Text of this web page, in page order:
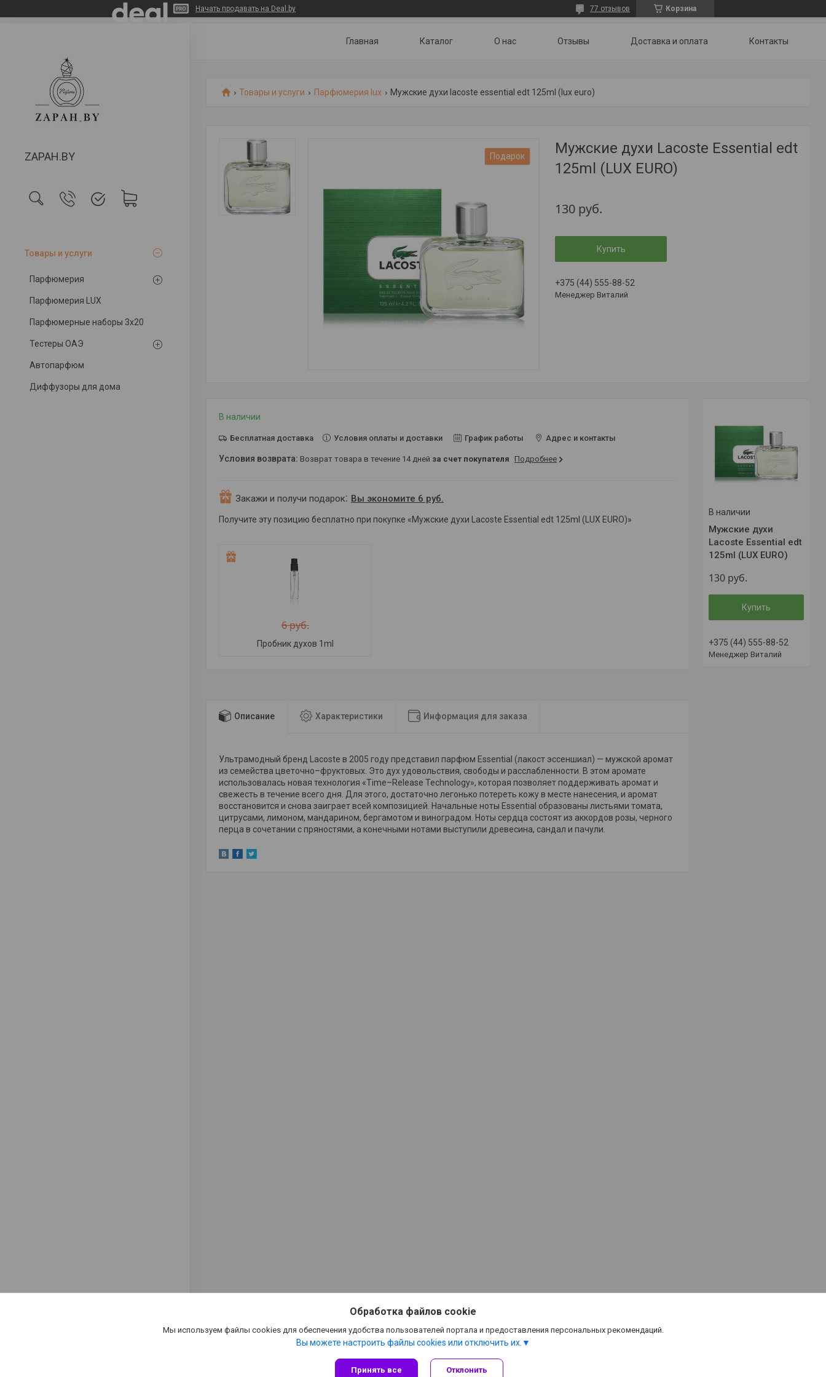
Начать продавать на Deal.by Корзина
77 отзывов
ZAPAH.BY
Товары и услуги
Парфюмерия
Парфюмерия LUX
Парфюмерные наборы 3x20
Тестеры ОАЭ
Автопарфюм
Диффузоры для дома
Главная Каталог О нас Отзывы Доставка и оплата Контакты
Товары и услуги Парфюмерия lux Мужские духи lacoste essential edt 125ml (lux euro)
Подарок
Мужские духи Lacoste Essential edt
125ml (LUX EURO)
130 руб.
Купить
+375 (44) 555-88-52
Менеджер Виталий
В наличии
Мужские духи
Lacoste Essential edt
125ml (LUX EURO)
130 руб.
Купить
+375 (44) 555-88-52
Менеджер Виталий
В наличии
Бесплатная доставка Условия оплаты и доставки График работы Адрес и контакты
возврат товара в течение 14 дней за счет покупателя Подробнее
Закажи и получи подарок Вы экономите 6 руб.
Получите эту позицию бесплатно при покупке «Мужские духи Lacoste Essential edt 125ml (LUX EURO)»
6 руб.
Пробник духов 1ml
Описание Характеристики Информация для заказа
Ультрамодный бренд Lacoste в 2005 году представил парфюм Essential (лакост эссеншиал) — мужской аромат
из семейства цветочно–фруктовых. Это дух удовольствия, свободы и расслабленности. В этом аромате
использовалась новая технология «Time–Release Technology», которая позволяет поддерживать аромат и
свежесть в течение всего дня. Для этого, достаточно легонько потереть кожу в месте нанесения, и аромат
восстановится и снова заиграет всей композицией. Начальные ноты Essential образованы листьями томата,
цитрусами, лимоном, мандарином, бергамотом и виноградом. Ноты сердца состоят из аккордов розы, черного
перца в сочетании с пряностями, а конечными нотами выступили древесина, сандал и пачули.
Обработка файлов cookie
Мы используем файлы cookies для обеспечения удобства пользователей портала и предоставления персональных рекомендаций.
Вы можете настроить файлы cookies или отключить их.
Принять все Отклонить